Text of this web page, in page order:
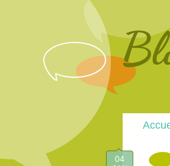
menu
04